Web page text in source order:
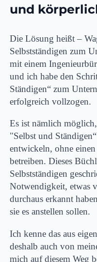
und
Die Lösung heißt –
Selbstständigen zum
mit einem
und ich habe den
Ständigen“ zum
erfolgreich vollzogen.
Es ist nämlich
"Selbst und
entwickeln, ohne
betreiben. Dieses
Selbstständigen
Notwendigkeit, etwas
durchaus erkannt
sie es anstellen sollen.
Ich kenne das aus
deshalb auch von
mich auf diesem Weg